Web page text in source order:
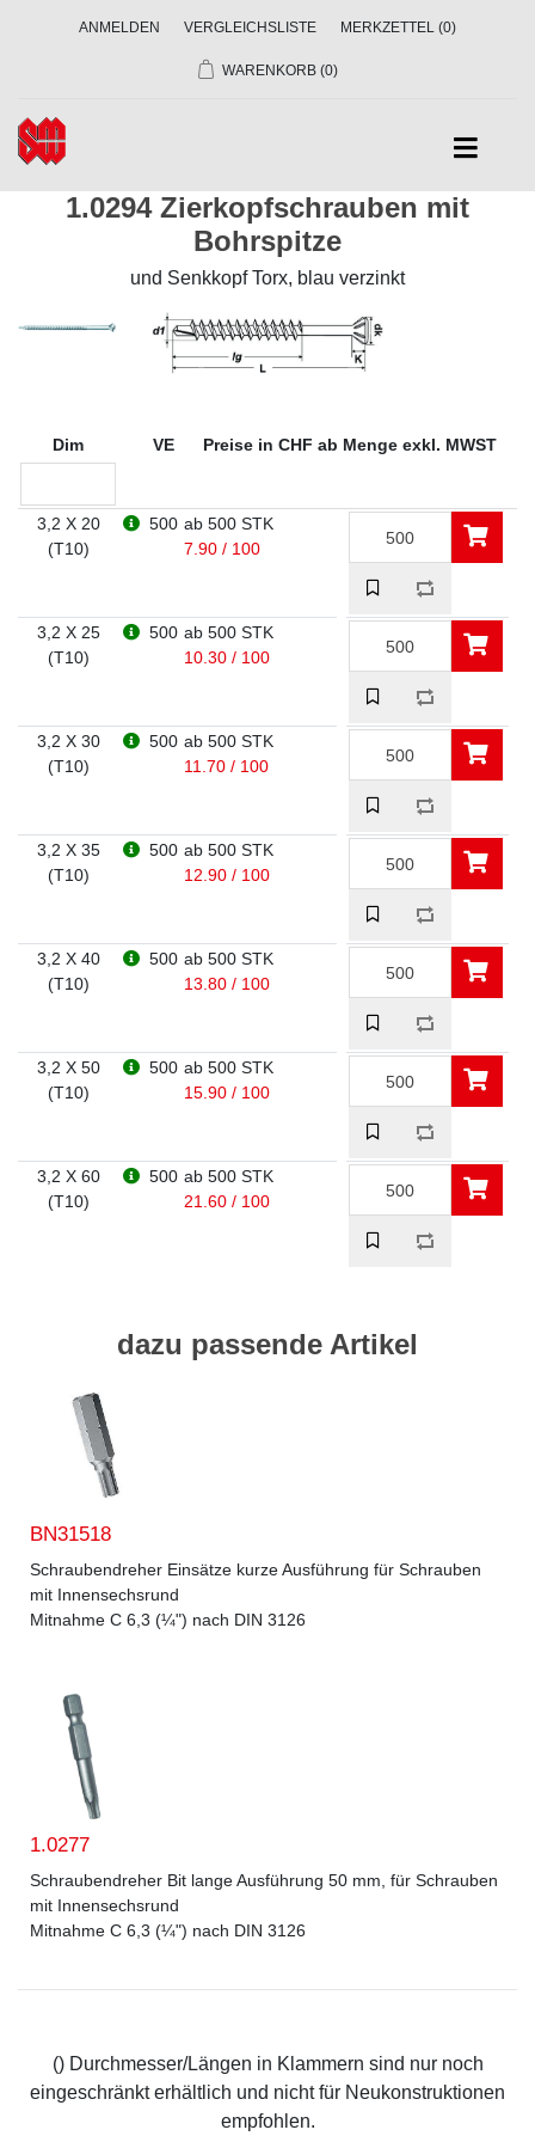
ANMELDEN VERGLEICHSLISTE MERKZETTEL (0)
WARENKORB (0)
1.0294 Zierkopfschrauben mit
Bohrspitze
und Senkkopf Torx, blau verzinkt
Dim VE Preise in CHF ab Menge exkl. MWST
3,2 X 20
(T10)
500 ab 500 STK
7.90 / 100
3,2 X 25
(T10)
500 ab 500 STK
10.30 / 100
3,2 X 30
(T10)
500 ab 500 STK
11.70 / 100
3,2 X 35
(T10)
500 ab 500 STK
12.90 / 100
3,2 X 40
(T10)
500 ab 500 STK
13.80 / 100
3,2 X 50
(T10)
500 ab 500 STK
15.90 / 100
3,2 X 60
(T10)
500 ab 500 STK
21.60 / 100
dazu passende Artikel
BN31518
Schraubendreher Einsätze kurze Ausführung für Schrauben
mit Innensechsrund
Mitnahme C 6,3 (¼") nach DIN 3126
1.0277
Schraubendreher Bit lange Ausführung 50 mm, für Schrauben
mit Innensechsrund
Mitnahme C 6,3 (¼") nach DIN 3126
() Durchmesser/Längen in Klammern sind nur noch
eingeschränkt erhältlich und nicht für Neukonstruktionen
empfohlen.